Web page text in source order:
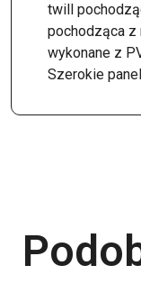
twill
pochodząca z
wykonane z
Szerokie